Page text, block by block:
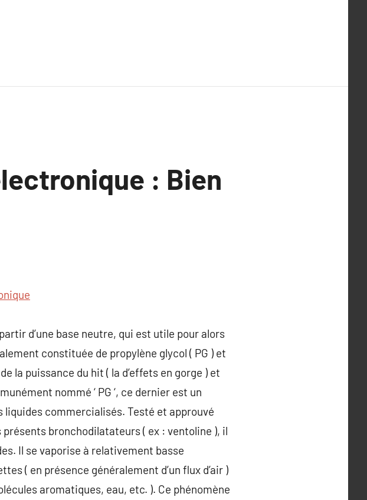
: Bien
d’une base neutre, qui est utile pour alors
constituée de propylène glycol ( PG ) et
la puissance du hit ( la d’effets en gorge ) et
nommé ‘ PG ‘, ce dernier est un
commercialisés. Testé et approuvé
bronchodilatateurs ( ex : ventoline ), il
Il se vaporise à relativement basse
( en présence généralement d’un flux d’air )
aromatiques, eau, etc. ). Ce phénomène